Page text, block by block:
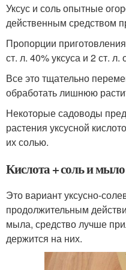
Уксус и соль опытные
действенным средством
Пропорции
ст. л. 40% уксуса и 2 ст.
Все это тщательно
обработать лишнюю
Некоторые садоводы
растения уксусной
их солью.
Кислота + соль и мыло
Это вариант уксусно-
продолжительным
мыла, средство лучше
держится на них.